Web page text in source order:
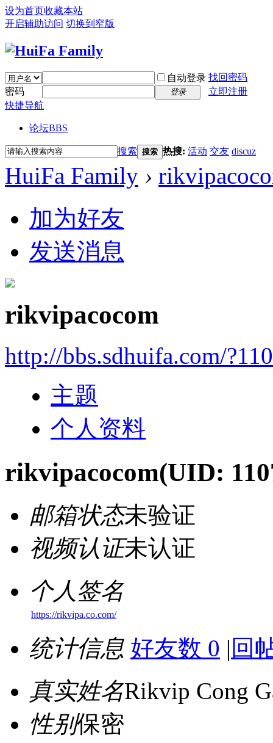
设为首页收藏本站
开启辅助访问 切换到窄版
自动登录 找回密码
密码
登录
立即注册
快捷导航
论坛BBS
搜索 搜索 热搜: 活动 交友 discuz
HuiFa Family ›
加为好友
发送消息
rikvipacocom
http://bbs.sdhuifa.com/
主题
个人资料
rikvipacocom(UID:
邮箱状态未验证
视频认证未认证
个人签名
https://rikvipa.co.com/
统计信息 好友数 0 | 回
真实姓名Rikvip Cong
性别保密